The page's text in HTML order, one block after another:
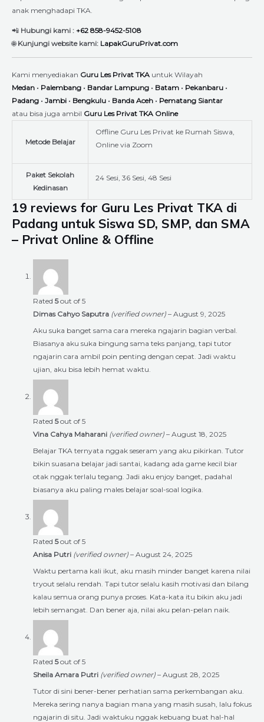
anak menghadapi TKA.
📲 Hubungi kami : +62 858-9452-5108
🌐Kunjungi website kami: LapakGuruPrivat.com
Kami menyediakan Guru Les Privat TKA untuk Wilayah
Medan • Palembang • Bandar Lampung • Batam • Pekanbaru •
Padang • Jambi • Bengkulu • Banda Aceh • Pematang Siantar
atau bisa juga ambil Guru Les Privat TKA Online
Metode Belajar
Offline Guru Les Privat ke Rumah Siswa,
Online via Zoom
Paket Sekolah
Kedinasan
24 Sesi, 36 Sesi, 48 Sesi
19 reviews for Guru Les Privat TKA di
Padang untuk Siswa SD, SMP, dan SMA
– Privat Online & Offline
Rated 5out of 5
Dimas Cahyo Saputra (verified owner) – August 9, 2025
Aku suka banget sama cara mereka ngajarin bagian verbal.
Biasanya aku suka bingung sama teks panjang, tapi tutor
ngajarin cara ambil poin penting dengan cepat. Jadi waktu
ujian, aku bisa lebih hemat waktu.
Rated 5out of 5
Vina Cahya Maharani (verified owner) – August 18, 2025
Belajar TKA ternyata nggak seseram yang aku pikirkan. Tutor
bikin suasana belajar jadi santai, kadang ada game kecil biar
otak nggak terlalu tegang. Jadi aku enjoy banget, padahal
biasanya aku paling males belajar soal-soal logika.
Rated 5out of 5
Anisa Putri (verified owner) – August 24, 2025
Waktu pertama kali ikut, aku masih minder banget karena nilai
tryout selalu rendah. Tapi tutor selalu kasih motivasi dan bilang
kalau semua orang punya proses. Kata-kata itu bikin aku jadi
lebih semangat. Dan bener aja, nilai aku pelan-pelan naik.
Rated 5out of 5
Sheila Amara Putri (verified owner) – August 28, 2025
Tutor di sini bener-bener perhatian sama perkembangan aku.
Mereka sering nanya bagian mana yang masih susah, lalu fokus
ngajarin di situ. Jadi waktuku nggak kebuang buat hal-hal